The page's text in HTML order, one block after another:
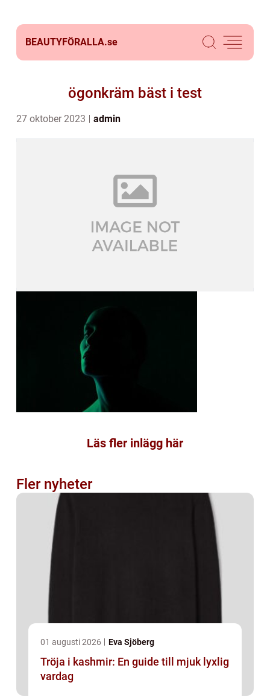
BEAUTYFÖRALLA.se
ögonkräm bäst i test
27 oktober 2023 admin
Läs fler inlägg här
Fler nyheter
01 augusti 2026 Eva Sjöberg
Tröja i kashmir: En guide till mjuk lyxlig
vardag